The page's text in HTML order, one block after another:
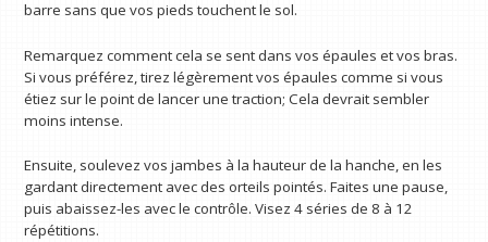
barre sans que vos pieds touchent le sol.
Remarquez comment cela se sent dans vos épaules et vos bras.
Si vous préférez, tirez légèrement vos épaules comme si vous
étiez sur le point de lancer une traction; Cela devrait sembler
moins intense.
Ensuite, soulevez vos jambes à la hauteur de la hanche, en les
gardant directement avec des orteils pointés. Faites une pause,
puis abaissez-les avec le contrôle. Visez 4 séries de 8 à 12
répétitions.